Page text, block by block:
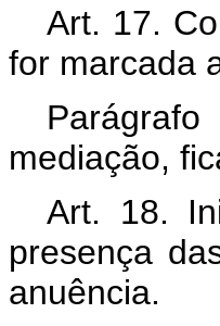
Art. 17.
for marcada
mediação,
Art. 18.
presença
anuência.